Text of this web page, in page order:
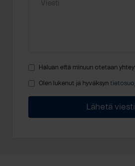
Haluan että minuun otetaan
Olen lukenut ja hyväksyn